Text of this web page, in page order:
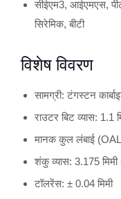
सीईएम3, आईएमएस,
सिरेमिक, बीटी
विशेष विवरण
सामग्री: टंगस्टन
राउटर बिट व्यास: 1.1
मानक कुल लंबाई
शंकु व्यास: 3.175
टॉलरेंस: ± 0.04 मिमी